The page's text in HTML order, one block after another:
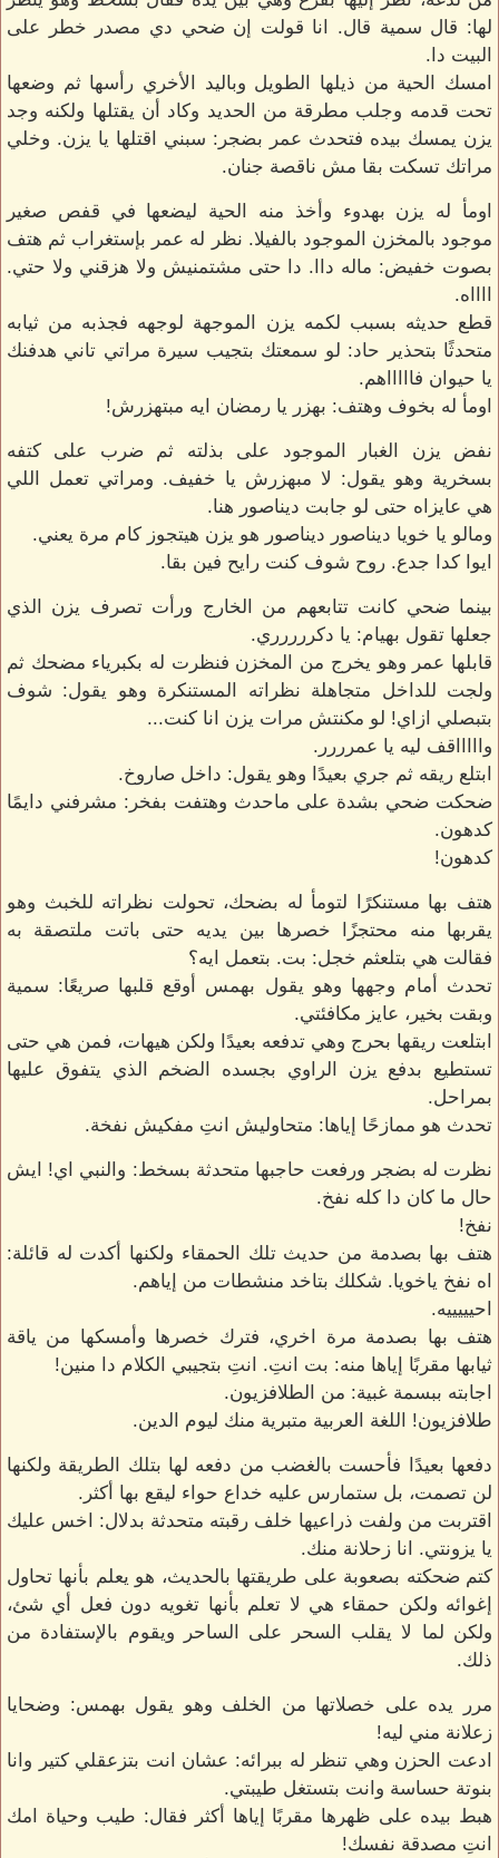
لها: قال سمية قال. انا قولت إن ضحي دي مصدر خطر على
البيت دا.
امسك الحية من ذيلها الطويل وباليد الأخري رأسها ثم وضعها
تحت قدمه وجلب مطرقة من الحديد وكاد أن يقتلها ولكنه وجد
يزن يمسك بيده فتحدث عمر بضجر: سبني اقتلها يا يزن. وخلي
مراتك تسكت بقا مش ناقصة جنان.
اومأ له يزن بهدوء وأخذ منه الحية ليضعها في قفص صغير
موجود بالمخزن الموجود بالفيلا. نظر له عمر بإستغراب ثم هتف
بصوت خفيض: ماله داا. دا حتى مشتمنيش ولا هزقني ولا حتي.
ااااه.
قطع حديثه بسبب لكمه يزن الموجهة لوجهه فجذبه من ثيابه
متحدثًا بتحذير حاد: لو سمعتك بتجيب سيرة مراتي تاني هدفنك
يا حيوان فاااااهم.
اومأ له بخوف وهتف: بهزر يا رمضان ايه مبتهزرش!
نفض يزن الغبار الموجود على بذلته ثم ضرب على كتفه
بسخرية وهو يقول: لا مبهزرش يا خفيف. ومراتي تعمل اللي
هي عايزاه حتى لو جابت ديناصور هنا.
ومالو يا خويا ديناصور ديناصور هو يزن هيتجوز كام مرة يعني.
ايوا كدا جدع. روح شوف كنت رايح فين بقا.
بينما ضحي كانت تتابعهم من الخارج ورأت تصرف يزن الذي
جعلها تقول بهيام: يا دكررررري.
قابلها عمر وهو يخرج من المخزن فنظرت له بكبرياء مضحك ثم
ولجت للداخل متجاهلة نظراته المستنكرة وهو يقول: شوف
بتبصلي ازاي! لو مكنتش مرات يزن انا كنت...
واااااقف ليه يا عمرررر.
ابتلع ريقه ثم جري بعيدًا وهو يقول: داخل صاروخ.
ضحكت ضحي بشدة على ماحدث وهتفت بفخر: مشرفني دايمًا
كدهون.
كدهون!
هتف بها مستنكرًا لتومأ له بضحك، تحولت نظراته للخبث وهو
يقربها منه محتجزًا خصرها بين يديه حتى باتت ملتصقة به
فقالت هي بتلعثم خجل: بت. بتعمل ايه؟
تحدث أمام وجهها وهو يقول بهمس أوقع قلبها صريعًا: سمية
وبقت بخير، عايز مكافئتي.
ابتلعت ريقها بحرج وهي تدفعه بعيدًا ولكن هيهات، فمن هي حتى
تستطيع بدفع يزن الراوي بجسده الضخم الذي يتفوق عليها
بمراحل.
تحدث هو ممازحًا إياها: متحاوليش انتِ مفكيش نفخة.
نظرت له بضجر ورفعت حاجبها متحدثة بسخط: والنبي اي! ايش
حال ما كان دا كله نفخ.
نفخ!
هتف بها بصدمة من حديث تلك الحمقاء ولكنها أكدت له قائلة:
اه نفخ ياخويا. شكلك بتاخد منشطات من إياهم.
احيييييه.
هتف بها بصدمة مرة اخري، فترك خصرها وأمسكها من ياقة
ثيابها مقربًا إياها منه: بت انتِ. انتِ بتجيبي الكلام دا منين!
اجابته ببسمة غبية: من الطلافزيون.
طلافزيون! اللغة العربية متبرية منك ليوم الدين.
دفعها بعيدًا فأحست بالغضب من دفعه لها بتلك الطريقة ولكنها
لن تصمت، بل ستمارس عليه خداع حواء ليقع بها أكثر.
اقتربت من ولفت ذراعيها خلف رقبته متحدثة بدلال: اخس عليك
يا يزونتي. انا زحلانة منك.
كتم ضحكته بصعوبة على طريقتها بالحديث، هو يعلم بأنها تحاول
إغوائه ولكن حمقاء هي لا تعلم بأنها تغويه دون فعل أي شئ،
ولكن لما لا يقلب السحر على الساحر ويقوم بالإستفادة من
ذلك.
مرر يده على خصلاتها من الخلف وهو يقول بهمس: وضحايا
زعلانة مني ليه!
ادعت الحزن وهي تنظر له ببرائه: عشان انت بتزعقلي كتير وانا
بنوتة حساسة وانت بتستغل طيبتي.
هبط بيده على ظهرها مقربًا إياها أكثر فقال: طيب وحياة امك
انتِ مصدقة نفسك!